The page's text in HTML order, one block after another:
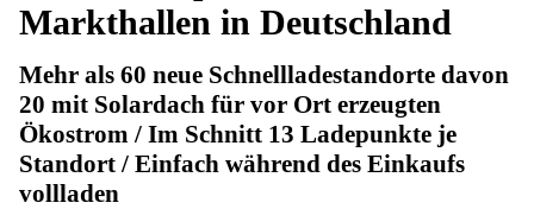
Markthallen in Deutschland
Mehr als 60 neue Schnellladestandorte davon
20 mit Solardach für vor Ort erzeugten
Ökostrom / Im Schnitt 13 Ladepunkte je
Standort / Einfach während des Einkaufs
vollladen